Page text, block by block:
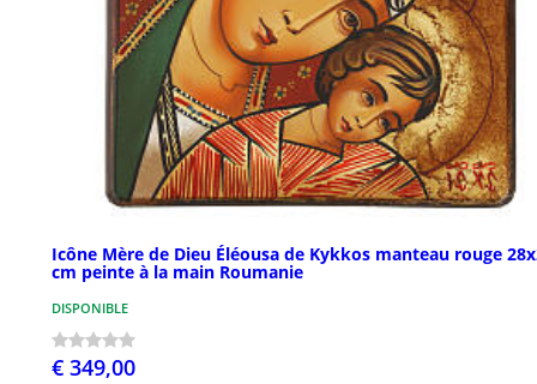
Icône Mère de Dieu Éléousa de Kykkos manteau rouge
cm peinte à la main Roumanie
DISPONIBLE
€ 349,00